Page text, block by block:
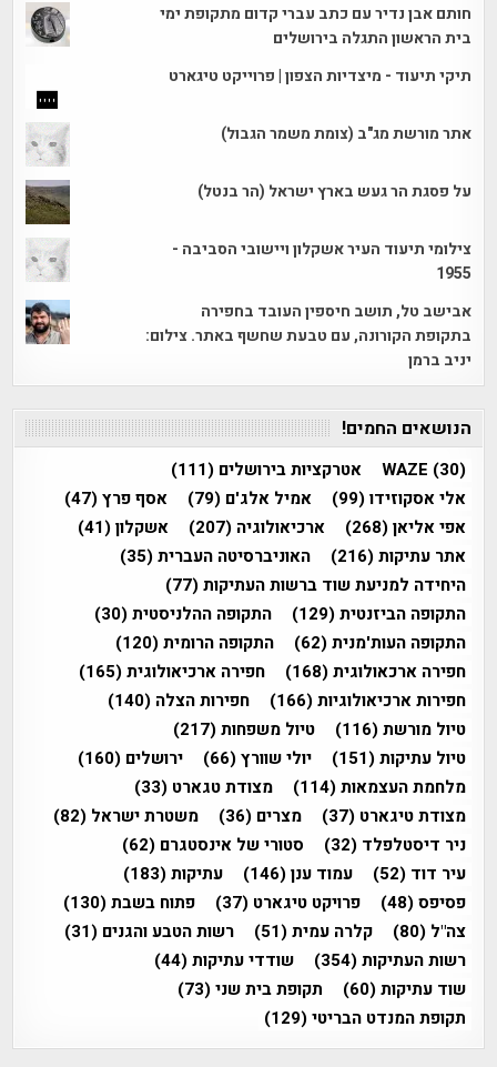
חותם אבן נדיר עם כתב עברי קדום מתקופת ימי
בית הראשון התגלה בירושלים
תיקי תיעוד - מיצדיות הצפון | פרוייקט טיגארט
אתר מורשת מג"ב (צומת משמר הגבול)
על פסגת הר געש בארץ ישראל (הר בנטל)
צילומי תיעוד העיר אשקלון ויישובי הסביבה -
1955
אבישב טל, תושב חיספין העובד בחפירה
בתקופת הקורונה, עם טבעת שחשף באתר. צילום:
יניב ברמן
הנושאים החמים!
WAZE (30) אטרקציות בירושלים (111)
אלי אסקוזידו(99) אמיל אלג'ם (79) אסף פרץ(47)
אפי אליאן(268) ארכיאולוגיה (207) אשקלון(41)
אתר עתיקות(216) האוניברסיטה העברית(35)
היחידה למניעת שוד ברשות העתיקות(77)
התקופה הביזנטית(129) התקופה ההלניסטית(30)
התקופה העות'מנית(62) התקופה הרומית(120)
חפירה ארכאולוגית(168) חפירה ארכיאולוגית(165)
חפירות ארכיאולוגיות(166) חפירות הצלה (140)
טיול מורשת(116) טיול משפחות(217)
טיול עתיקות(151) יולי שוורץ(66) ירושלים (160)
מלחמת העצמאות(114) מצודת טגארט (33)
מצודת טיגארט (37) מצרים (36) משטרת ישראל (82)
ניר דיסטלפלד (32) סטורי של אינסטגרם (62)
עיר דוד (52) עמוד ענן(146) עתיקות(183)
פסיפס(48) פרויקט טיגארט (37) פתוח בשבת(130)
צה"ל (80) קלרה עמית(51) רשות הטבע והגנים (31)
רשות העתיקות(354) שודדי עתיקות(44)
שוד עתיקות(60) תקופת בית שני(73)
תקופת המנדט הבריטי(129)